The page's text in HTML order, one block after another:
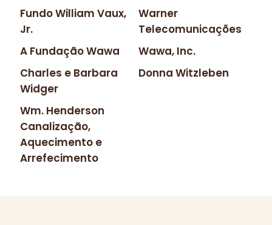
Fundo William Vaux,
Jr.
Warner
Telecomunicações
A Fundação Wawa
Wawa, Inc.
Charles e Barbara
Widger
Donna Witzleben
Wm. Henderson
Canalização,
Aquecimento e
Arrefecimento